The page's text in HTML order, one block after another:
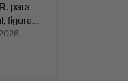
para
figura…